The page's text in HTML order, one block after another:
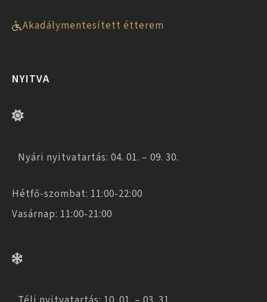
Akadálymentesített étterem
NYITVA
Nyári nyitvatartás: 04. 01. – 09. 30.
Hétfő-szombat: 11:00-22:00
Vasárnap: 11:00-21:00